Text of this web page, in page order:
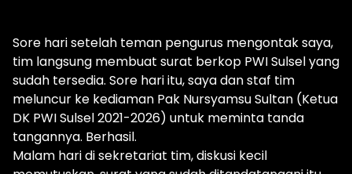
Sore hari setelah teman pengurus mengontak saya,
tim langsung membuat surat berkop PWI Sulsel yang
sudah tersedia. Sore hari itu, saya dan staf tim
meluncur ke kediaman Pak Nursyamsu Sultan (Ketua
DK PWI Sulsel 2021-2026) untuk meminta tanda
tangannya. Berhasil.
Malam hari di sekretariat tim, diskusi kecil